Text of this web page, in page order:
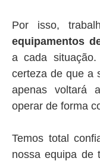
Por isso,
equipamentos
a cada
certeza de que a
apenas voltará
operar de forma
Temos total
nossa equipa de